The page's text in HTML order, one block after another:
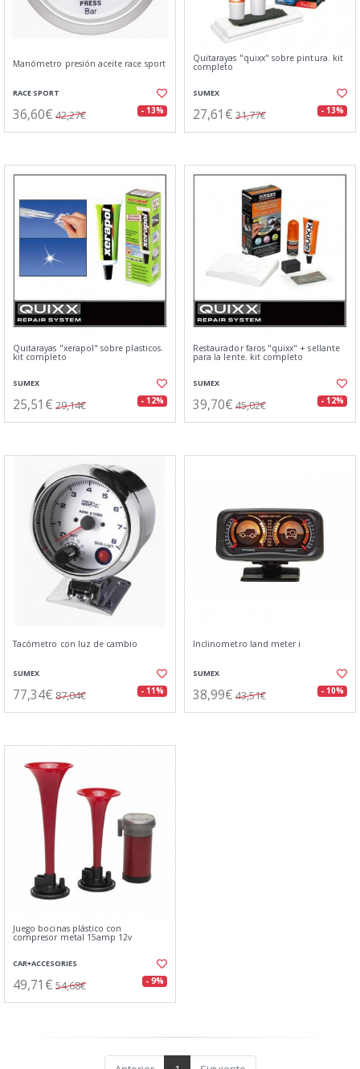
Manómetro presión aceite race sport
RACE SPORT
36,60€ 42,27€ - 13%
Quitarayas "quixx" sobre pintura. kit
completo
SUMEX
27,61€ 31,77€ - 13%
Quitarayas "xerapol" sobre plasticos.
kit completo
SUMEX
25,51€ 29,14€ - 12%
Restaurador faros "quixx" + sellante
para la lente. kit completo
SUMEX
39,70€ 45,02€ - 12%
Tacómetro con luz de cambio
SUMEX
77,34€ 87,04€ - 11%
Inclinometro land meter i
SUMEX
38,99€ 43,51€ - 10%
Juego bocinas plástico con
compresor metal 15amp 12v
CAR+ACCESORIES
49,71€ 54,68€ - 9%